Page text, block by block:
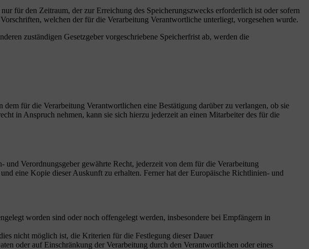
für den Zeitraum, der zur Erreichung des Speicherungszwecks erforderlich ist oder sofern
welchen der für die Verarbeitung Verantwortliche unterliegt, vorgesehen wurde.
zuständigen Gesetzgeber vorgeschriebene Speicherfrist ab, werden die
für die Verarbeitung Verantwortlichen eine Bestätigung darüber zu verlangen, ob sie
in Anspruch nehmen, kann sie sich hierzu jederzeit an einen Mitarbeiter des für die
und Verordnungsgeber gewährte Recht, jederzeit von dem für die Verarbeitung
eine Kopie dieser Auskunft zu erhalten. Ferner hat der Europäische Richtlinien- und
worden sind oder noch offengelegt werden, insbesondere bei Empfängern in
nicht möglich ist, die Kriterien für die Festlegung dieser Dauer
oder auf Einschränkung der Verarbeitung durch den Verantwortlichen oder eines